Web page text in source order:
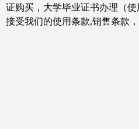
证购买，大学毕业证书办理（
接受我们的使用条款,销售条款，